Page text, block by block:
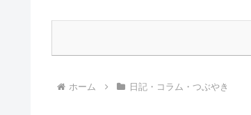
ホーム 日記・コラム・つぶやき